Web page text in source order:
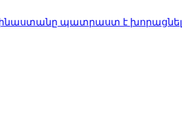
է խորացնել Հայաստանի